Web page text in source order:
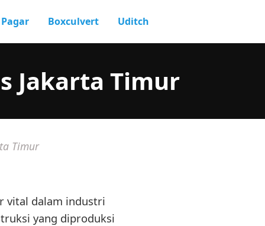
Pagar Boxculvert Uditch
Jakarta Timur
Timur
vital dalam industri
yang diproduksi